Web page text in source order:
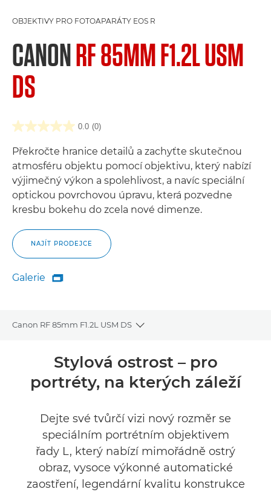
OBJEKTIVY PRO FOTOAPARÁTY EOS R
CANONRF 85MM F1.2L USM
DS
0.0 (0)
Překročte hranice detailů a zachyťte skutečnou
atmosféru objektu pomocí objektivu, který nabízí
výjimečný výkon a spolehlivost, a navíc speciální
optickou povrchovou úpravu, která pozvedne
kresbu bokehu do zcela nové dimenze.
NAJÍT PRODEJCE
Galerie
Galerie

Canon RF 85mm F1.2L USM DS
Toggle breadcrumbs
Specifikace
Recenze
Stylová ostrost – pro
portréty, na kterých záleží
Dejte své tvůrčí vizi nový rozměr se
speciálním portrétním objektivem
řady L, který nabízí mimořádně ostrý
obraz, vysoce výkonné automatické
zaostření, legendární kvalitu konstrukce